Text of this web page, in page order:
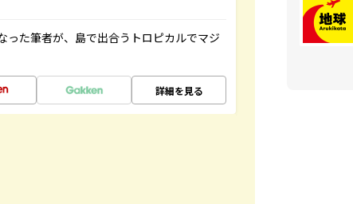
った筆者が、島で出合うトロピカルでマジ
詳細を見る